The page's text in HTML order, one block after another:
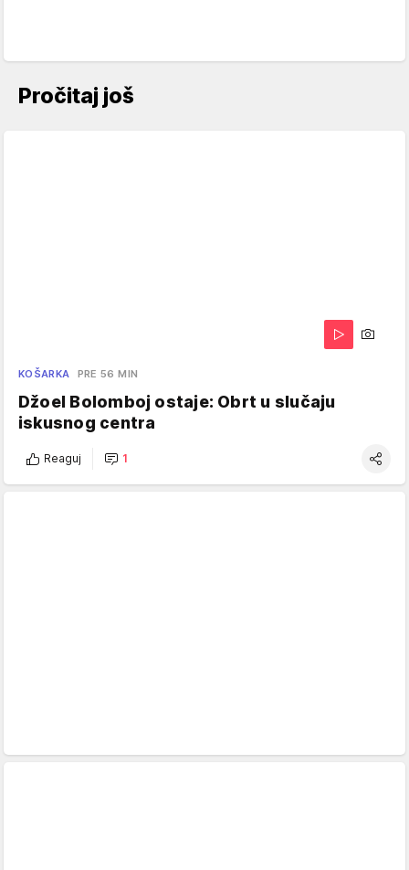
Pročitaj još
KOŠARKA PRE 56 MIN
Džoel Bolomboj ostaje: Obrt u slučaju
iskusnog centra
Reaguj 1